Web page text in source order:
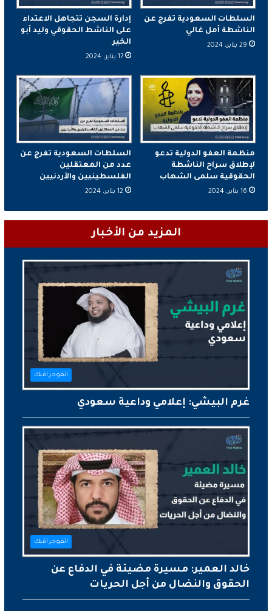
السلطات السعودية تفرج عن
الناشطة أمل غالي
29 يناير، 2024
إدارة السجن تتجاهل الاعتداء
على الناشط الحقوقي وليد أبو
الخير
17 يناير، 2024
منظمة العفو الدولية تدعو
لإطلاق سراح الناشطة
الحقوقية سلمى الشهاب
16 يناير، 2024
السلطات السعودية تفرج عن
عدد من المعتقلين
الفلسطينيين والأردنيين
12 يناير، 2024
المزيد من الأخبار
انفوجرافيك
غرم البيشي: إعلامي وداعية سعودي
انفوجرافيك
خالد العمير: مسيرة مضيئة في الدفاع عن
الحقوق والنضال من أجل الحريات